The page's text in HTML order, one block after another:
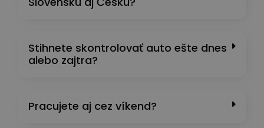
Stihnete skontrolovať auto ešte dnes
alebo zajtra?
Pracujete aj cez víkend?